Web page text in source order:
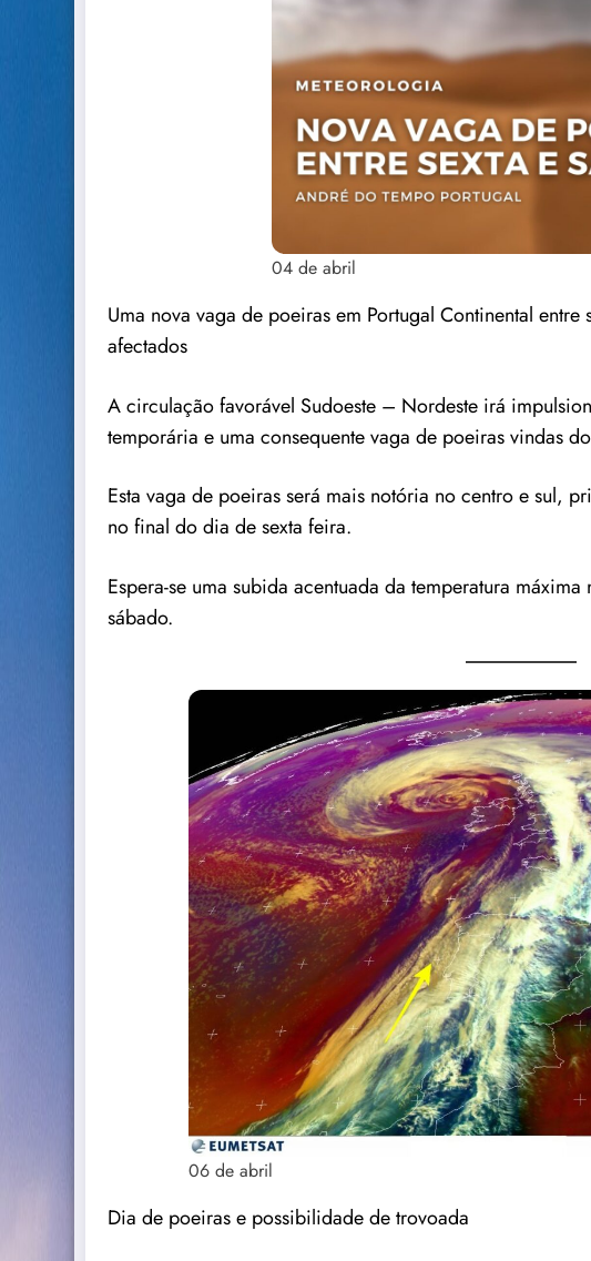
04 de abril
Uma nova vaga de poeiras em Portugal Continental
afectados
A circulação favorável Sudoeste – Nordeste irá
temporária e uma consequente vaga de poeiras vindas
Esta vaga de poeiras será mais notória no centro e sul,
no final do dia de sexta feira.
Espera-se uma subida acentuada da temperatura
sábado.
06 de abril
Dia de poeiras e possibilidade de trovoada